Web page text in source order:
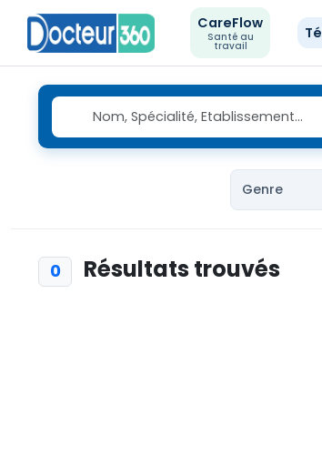
CareFlow
Santé au
travail
0 Résultats trouvés